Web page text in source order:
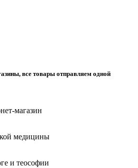
все товары отправляем одной
магазин
медицины
и теософии